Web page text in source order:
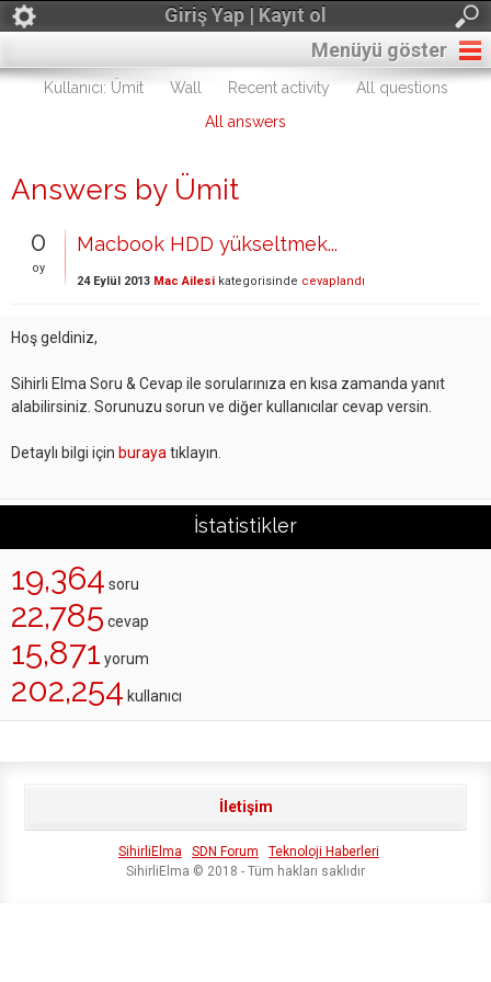
Giriş Yap | Kayıt ol
Menüyü göster
Kullanıcı: Ümit Wall Recent activity
All questions
All answers
Answers by Ümit
0
oy
Macbook HDD yükseltmek...
24 Eylül 2013 Mac Ailesi kategorisinde cevaplandı
Hoş geldiniz,
Sihirli Elma Soru & Cevap ile sorularınıza en kısa zamanda yanıt
alabilirsiniz. Sorunuzu sorun ve diğer kullanıcılar cevap versin.
Detaylı bilgi için buraya tıklayın.
İstatistikler
19,364 soru
22,785 cevap
15,871 yorum
202,254 kullanıcı
İletişim
SihirliElma SDN Forum
Teknoloji Haberleri
SihirliElma © 2018 - Tüm hakları saklıdır